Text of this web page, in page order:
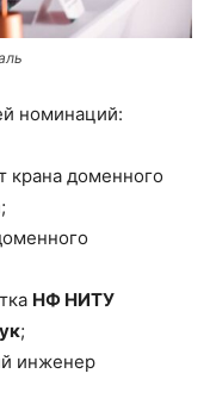
номинаций:
крана доменного
;
НФ НИТУ
;
инженер